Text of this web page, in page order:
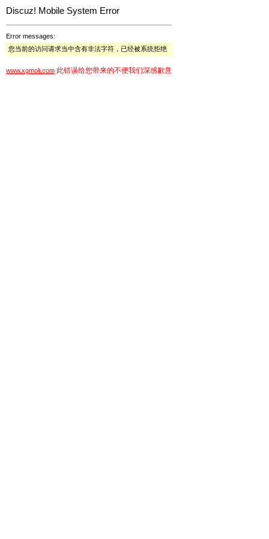
Discuz! Mobile System Error
Error messages:
您当前的访问请求当中含有非法字符，已经被系统拒绝
www.xgmoli.com 此错误给您带来的不便我们深感歉意